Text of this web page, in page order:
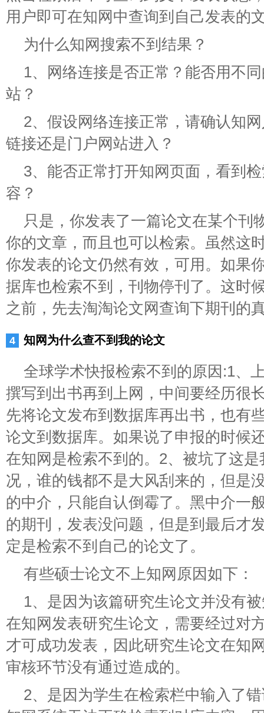
用户即可在知网中查询到自己发表的
为什么知网搜索不到结果？
1、网络连接是否正常？能否用不
站？
2、假设网络连接正常，请确认知
链接还是门户网站进入？
3、能否正常打开知网页面，看到
容？
只是，你发表了一篇论文在某个刊
你的文章，而且也可以检索。虽然这
你发表的论文仍然有效，可用。如果
据库也检索不到，刊物停刊了。这时
之前，先去淘淘论文网查询下期刊的
知网为什么查不到我的论文
全球学术快报检索不到的原因:1、
撰写到出书再到上网，中间要经历很
先将论文发布到数据库再出书，也有
论文到数据库。如果说了申报的时候
在知网是检索不到的。2、被坑了这
况，谁的钱都不是大风刮来的，但是
的中介，只能自认倒霉了。黑中介一
的期刊，发表没问题，但是到最后才
定是检索不到自己的论文了。
有些硕士论文不上知网原因如下：
1、是因为该篇研究生论文并没有
在知网发表研究生论文，需要经过对
才可成功发表，因此研究生论文在知
审核环节没有通过造成的。
2、是因为学生在检索栏中输入了